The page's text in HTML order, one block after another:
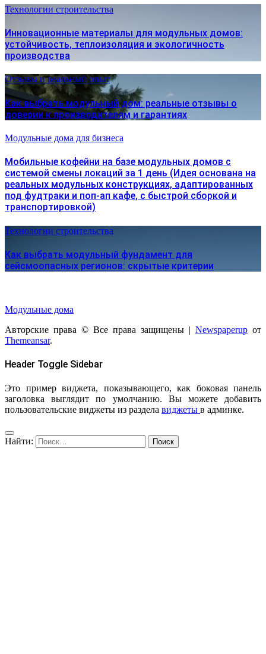
Технологии строительства
Инновационные материалы для модульных домов:
устойчивость, теплоизоляция и экологичность
производства
Отзывы и реальный опыт
Как выбрать модульный дом: реальные отзывы о
доверии к производителям и гарантиях
Модульные дома для бизнеса
Мобильные кофейни на базе модульных домов с
системой смены локаций за 1 день (Идея основана на
реальных модульных конструкциях, адаптированных
под фудтраки и поп-ап кафе, с быстрой сборкой и
транспортировкой)
Технологии строительства
Как выбрать модульный фундамент для
сейсмоопасных регионов: скрытые критерии
Модульные дома
Авторские права © Все права защищены | Newspaperup от
Themeansar.
Header Toggle Sidebar
Это пример виджета, показывающего, как боковая панель
заголовка выглядит по умолчанию. Вы можете добавить
пользовательские виджеты из раздела виджеты в админке.
Найти: